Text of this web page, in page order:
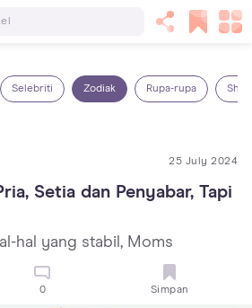
Selebriti Zodiak Rupa-rupa
25 July 2024
Setia dan Penyabar, Tapi
hal yang stabil, Moms
0 Simpan